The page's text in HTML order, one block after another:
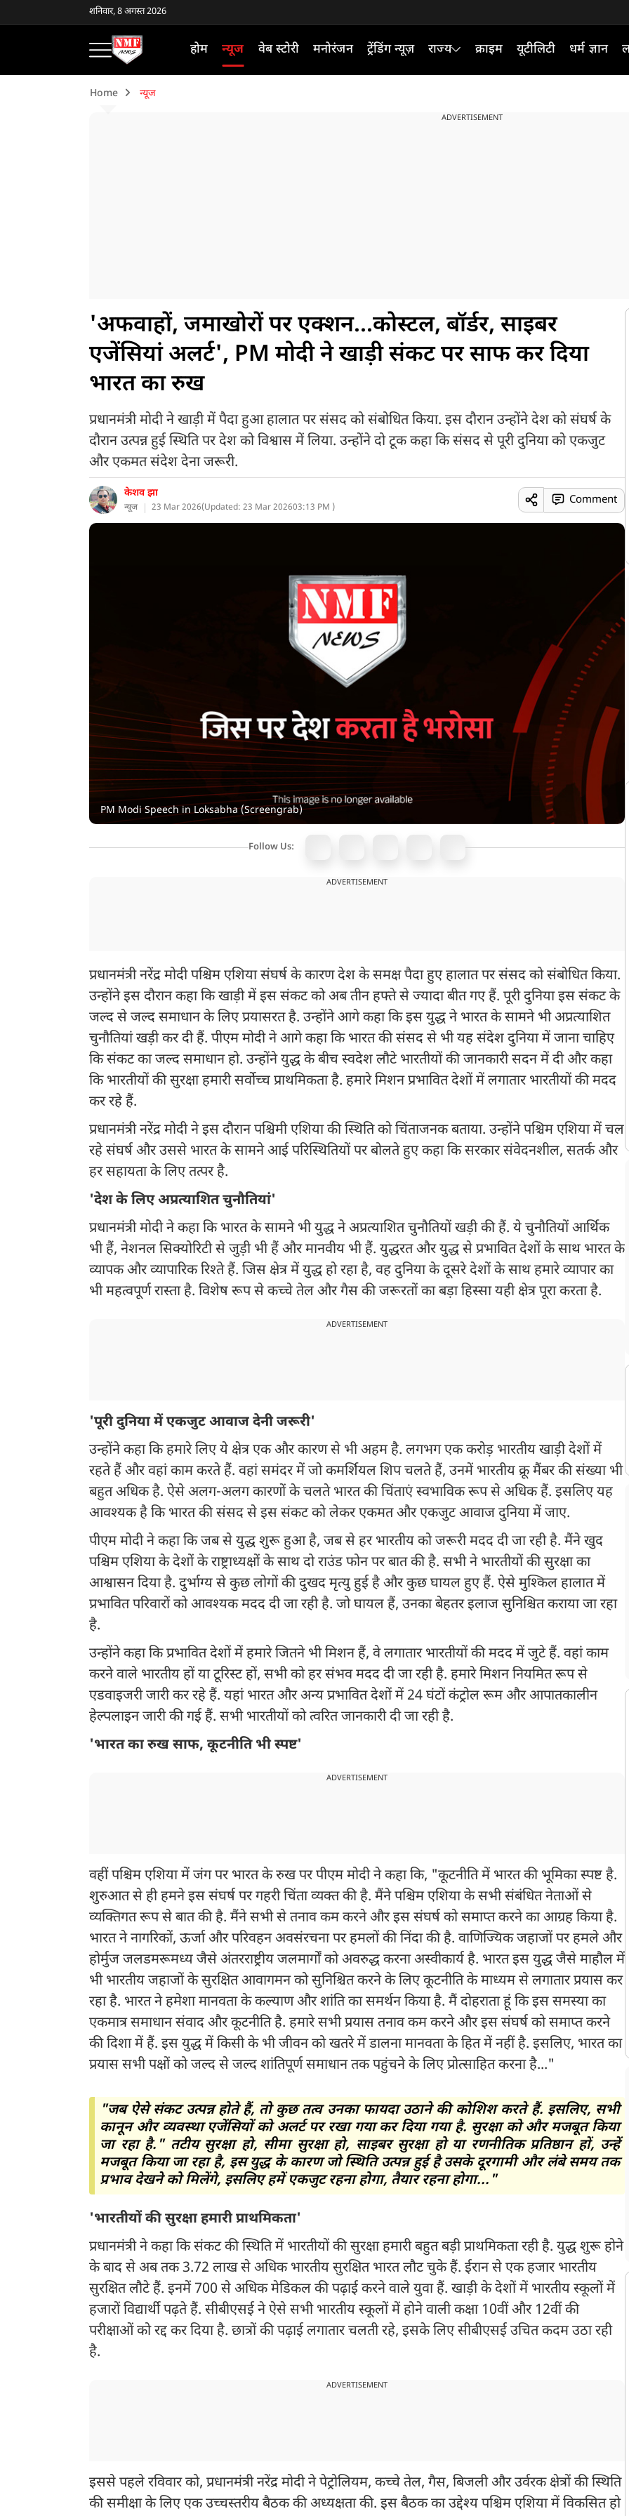
शनिवार, 8 अगस्त 2026
होम न्यूज वेब स्टोरी मनोरंजन ट्रेंडिंग न्यूज़ राज्य क्राइम यूटीलिटी धर्म ज्ञान
Home न्यूज
ADVERTISEMENT
'अफवाहों, जमाखोरों पर एक्शन...कोस्टल, बॉर्डर, साइबर
एजेंसियां अलर्ट', PM मोदी ने खाड़ी संकट पर साफ कर दिया
भारत का रुख
प्रधानमंत्री मोदी ने खाड़ी में पैदा हुआ हालात पर संसद को संबोधित किया. इस दौरान उन्होंने देश को संघर्ष के
दौरान उत्पन्न हुई स्थिति पर देश को विश्वास में लिया. उन्होंने दो टूक कहा कि संसद से पूरी दुनिया को एकजुट
और एकमत संदेश देना जरूरी.
केशव झा
न्यूज 23 Mar 2026(Updated: 23 Mar 202603:13 PM )
Comment
PM Modi Speech in Loksabha (Screengrab)
Follow Us:
ADVERTISEMENT
प्रधानमंत्री नरेंद्र मोदी पश्चिम एशिया संघर्ष के कारण देश के समक्ष पैदा हुए हालात पर संसद को संबोधित किया.
उन्होंने इस दौरान कहा कि खाड़ी में इस संकट को अब तीन हफ्ते से ज्यादा बीत गए हैं. पूरी दुनिया इस संकट के
जल्द से जल्द समाधान के लिए प्रयासरत है. उन्होंने आगे कहा कि इस युद्ध ने भारत के सामने भी अप्रत्याशित
चुनौतियां खड़ी कर दी हैं. पीएम मोदी ने आगे कहा कि भारत की संसद से भी यह संदेश दुनिया में जाना चाहिए
कि संकट का जल्द समाधान हो. उन्होंने युद्ध के बीच स्वदेश लौटे भारतीयों की जानकारी सदन में दी और कहा
कि भारतीयों की सुरक्षा हमारी सर्वोच्च प्राथमिकता है. हमारे मिशन प्रभावित देशों में लगातार भारतीयों की मदद
कर रहे हैं.
प्रधानमंत्री नरेंद्र मोदी ने इस दौरान पश्चिमी एशिया की स्थिति को चिंताजनक बताया. उन्होंने पश्चिम एशिया में चल
रहे संघर्ष और उससे भारत के सामने आई परिस्थितियों पर बोलते हुए कहा कि सरकार संवेदनशील, सतर्क और
हर सहायता के लिए तत्पर है.
'देश के लिए अप्रत्याशित चुनौतियां'
प्रधानमंत्री मोदी ने कहा कि भारत के सामने भी युद्ध ने अप्रत्याशित चुनौतियों खड़ी की हैं. ये चुनौतियों आर्थिक
भी हैं, नेशनल सिक्योरिटी से जुड़ी भी हैं और मानवीय भी हैं. युद्धरत और युद्ध से प्रभावित देशों के साथ भारत के
व्यापक और व्यापारिक रिश्ते हैं. जिस क्षेत्र में युद्ध हो रहा है, वह दुनिया के दूसरे देशों के साथ हमारे व्यापार का
भी महत्वपूर्ण रास्ता है. विशेष रूप से कच्चे तेल और गैस की जरूरतों का बड़ा हिस्सा यही क्षेत्र पूरा करता है.
ADVERTISEMENT
'पूरी दुनिया में एकजुट आवाज देनी जरूरी'
उन्होंने कहा कि हमारे लिए ये क्षेत्र एक और कारण से भी अहम है. लगभग एक करोड़ भारतीय खाड़ी देशों में
रहते हैं और वहां काम करते हैं. वहां समंदर में जो कमर्शियल शिप चलते हैं, उनमें भारतीय क्रू मैंबर की संख्या भी
बहुत अधिक है. ऐसे अलग-अलग कारणों के चलते भारत की चिंताएं स्वभाविक रूप से अधिक हैं. इसलिए यह
आवश्यक है कि भारत की संसद से इस संकट को लेकर एकमत और एकजुट आवाज दुनिया में जाए.
पीएम मोदी ने कहा कि जब से युद्ध शुरू हुआ है, जब से हर भारतीय को जरूरी मदद दी जा रही है. मैंने खुद
पश्चिम एशिया के देशों के राष्ट्राध्यक्षों के साथ दो राउंड फोन पर बात की है. सभी ने भारतीयों की सुरक्षा का
आश्वासन दिया है. दुर्भाग्य से कुछ लोगों की दुखद मृत्यु हुई है और कुछ घायल हुए हैं. ऐसे मुश्किल हालात में
प्रभावित परिवारों को आवश्यक मदद दी जा रही है. जो घायल हैं, उनका बेहतर इलाज सुनिश्चित कराया जा रहा
है.
उन्होंने कहा कि प्रभावित देशों में हमारे जितने भी मिशन हैं, वे लगातार भारतीयों की मदद में जुटे हैं. वहां काम
करने वाले भारतीय हों या टूरिस्ट हों, सभी को हर संभव मदद दी जा रही है. हमारे मिशन नियमित रूप से
एडवाइजरी जारी कर रहे हैं. यहां भारत और अन्य प्रभावित देशों में 24 घंटों कंट्रोल रूम और आपातकालीन
हेल्पलाइन जारी की गई हैं. सभी भारतीयों को त्वरित जानकारी दी जा रही है.
'भारत का रुख साफ, कूटनीति भी स्पष्ट'
ADVERTISEMENT
वहीं पश्चिम एशिया में जंग पर भारत के रुख पर पीएम मोदी ने कहा कि, "कूटनीति में भारत की भूमिका स्पष्ट है.
शुरुआत से ही हमने इस संघर्ष पर गहरी चिंता व्यक्त की है. मैंने पश्चिम एशिया के सभी संबंधित नेताओं से
व्यक्तिगत रूप से बात की है. मैंने सभी से तनाव कम करने और इस संघर्ष को समाप्त करने का आग्रह किया है.
भारत ने नागरिकों, ऊर्जा और परिवहन अवसंरचना पर हमलों की निंदा की है. वाणिज्यिक जहाजों पर हमले और
होर्मुज जलडमरूमध्य जैसे अंतरराष्ट्रीय जलमार्गों को अवरुद्ध करना अस्वीकार्य है. भारत इस युद्ध जैसे माहौल में
भी भारतीय जहाजों के सुरक्षित आवागमन को सुनिश्चित करने के लिए कूटनीति के माध्यम से लगातार प्रयास कर
रहा है. भारत ने हमेशा मानवता के कल्याण और शांति का समर्थन किया है. मैं दोहराता हूं कि इस समस्या का
एकमात्र समाधान संवाद और कूटनीति है. हमारे सभी प्रयास तनाव कम करने और इस संघर्ष को समाप्त करने
की दिशा में हैं. इस युद्ध में किसी के भी जीवन को खतरे में डालना मानवता के हित में नहीं है. इसलिए, भारत का
प्रयास सभी पक्षों को जल्द से जल्द शांतिपूर्ण समाधान तक पहुंचने के लिए प्रोत्साहित करना है..."
"जब ऐसे संकट उत्पन्न होते हैं, तो कुछ तत्व उनका फायदा उठाने की कोशिश करते हैं. इसलिए, सभी
कानून और व्यवस्था एजेंसियों को अलर्ट पर रखा गया कर दिया गया है. सुरक्षा को और मजबूत किया
जा रहा है." तटीय सुरक्षा हो, सीमा सुरक्षा हो, साइबर सुरक्षा हो या रणनीतिक प्रतिष्ठान हों, उन्हें
मजबूत किया जा रहा है, इस युद्ध के कारण जो स्थिति उत्पन्न हुई है उसके दूरगामी और लंबे समय तक
प्रभाव देखने को मिलेंगे, इसलिए हमें एकजुट रहना होगा, तैयार रहना होगा..."
'भारतीयों की सुरक्षा हमारी प्राथमिकता'
प्रधानमंत्री ने कहा कि संकट की स्थिति में भारतीयों की सुरक्षा हमारी बहुत बड़ी प्राथमिकता रही है. युद्ध शुरू होने
के बाद से अब तक 3.72 लाख से अधिक भारतीय सुरक्षित भारत लौट चुके हैं. ईरान से एक हजार भारतीय
सुरक्षित लौटे हैं. इनमें 700 से अधिक मेडिकल की पढ़ाई करने वाले युवा हैं. खाड़ी के देशों में भारतीय स्कूलों में
हजारों विद्यार्थी पढ़ते हैं. सीबीएसई ने ऐसे सभी भारतीय स्कूलों में होने वाली कक्षा 10वीं और 12वीं की
परीक्षाओं को रद्द कर दिया है. छात्रों की पढ़ाई लगातार चलती रहे, इसके लिए सीबीएसई उचित कदम उठा रही
है.
ADVERTISEMENT
इससे पहले रविवार को, प्रधानमंत्री नरेंद्र मोदी ने पेट्रोलियम, कच्चे तेल, गैस, बिजली और उर्वरक क्षेत्रों की स्थिति
की समीक्षा के लिए एक उच्चस्तरीय बैठक की अध्यक्षता की. इस बैठक का उद्देश्य पश्चिम एशिया में विकसित हो